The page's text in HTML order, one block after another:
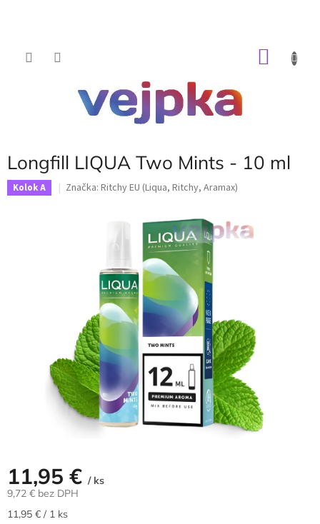
Longfill LIQUA Two Mints - 10 ml
Kolok A Značka: Ritchy EU (Liqua, Ritchy, Aramax)
11,95 € / ks
9,72 € bez DPH
Jednotková
11,95 € / 1 ks